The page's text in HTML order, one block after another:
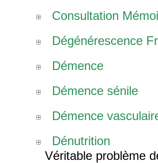
Consultation
Dégénérescence
Démence
Démence sénile
Démence
Dénutrition
Véritable problème